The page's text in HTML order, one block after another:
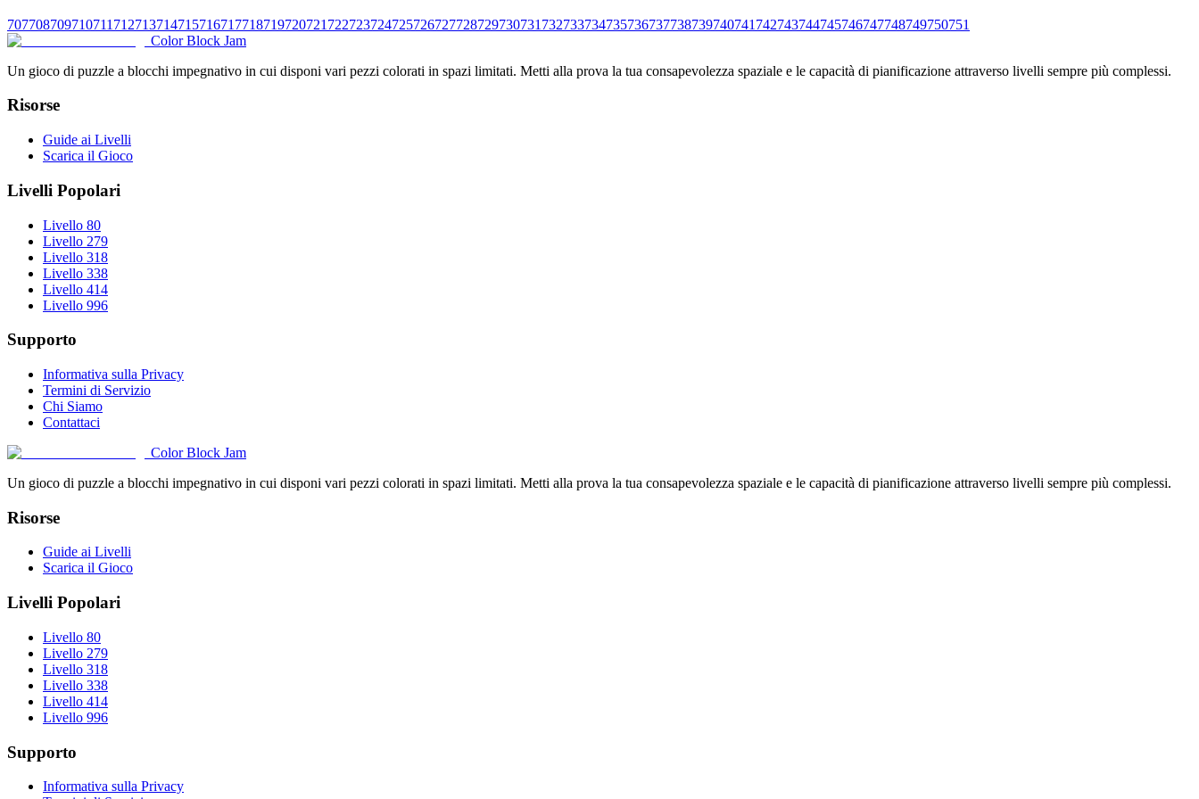
707708709710711 712713714715716717718719720721 722723724725726727728729730731 732733734735736737738739740741 742743744745746747748749750751
Color Block Jam
Un gioco di puzzle a blocchi impegnativo in cui disponi vari pezzi colorati in spazi limitati. Metti alla prova la tua consapevolezza spaziale e le capacità di pianificazione attraverso livelli sempre più complessi.
Risorse
Guide ai Livelli
Scarica il Gioco
Livelli Popolari
Livello 80
Livello 279
Livello 318
Livello 338
Livello 414
Livello 996
Supporto
Informativa sulla Privacy
Termini di Servizio
Chi Siamo
Contattaci
Color Block Jam
Un gioco di puzzle a blocchi impegnativo in cui disponi vari pezzi colorati in spazi limitati. Metti alla prova la tua consapevolezza spaziale e le capacità di pianificazione attraverso livelli sempre più complessi.
Risorse
Guide ai Livelli
Scarica il Gioco
Livelli Popolari
Livello 80
Livello 279
Livello 318
Livello 338
Livello 414
Livello 996
Supporto
Informativa sulla Privacy